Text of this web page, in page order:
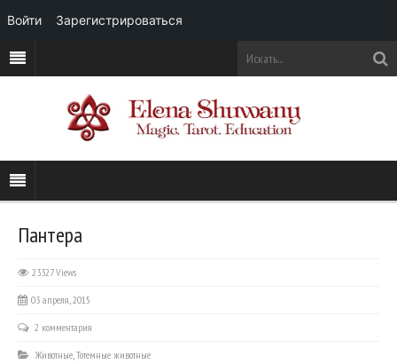
Пантера
23327 Views
03 апреля, 2015
2 комментария
Животные,Тотемные животные
Войти Зарегистрироваться